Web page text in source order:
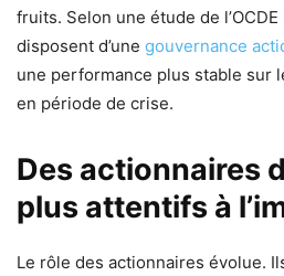
fruits. Selon une étude de
disposent d’une gouvernance
une performance plus stable sur
en période de crise.
Des actionnaires
plus attentifs à
Le rôle des actionnaires évolue.